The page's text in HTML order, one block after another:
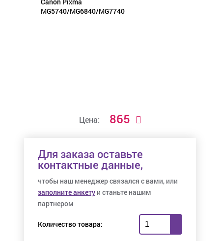
Цена: 865
Для заказа оставьте
контактные данные,
чтобы наш менеджер связался с вами, или
заполните анкету и станьте нашим
партнером
Количество товара: